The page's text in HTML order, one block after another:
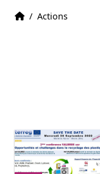
Home
Accueil
/ Actions